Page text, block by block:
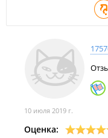
Оборудование
Информационные
Напольные
модульные).
10 июля 2019 г.
Оценка: